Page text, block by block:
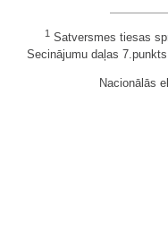
1 Satversmes tiesas
Secinājumu daļas 7.punkts.
Nacionālās